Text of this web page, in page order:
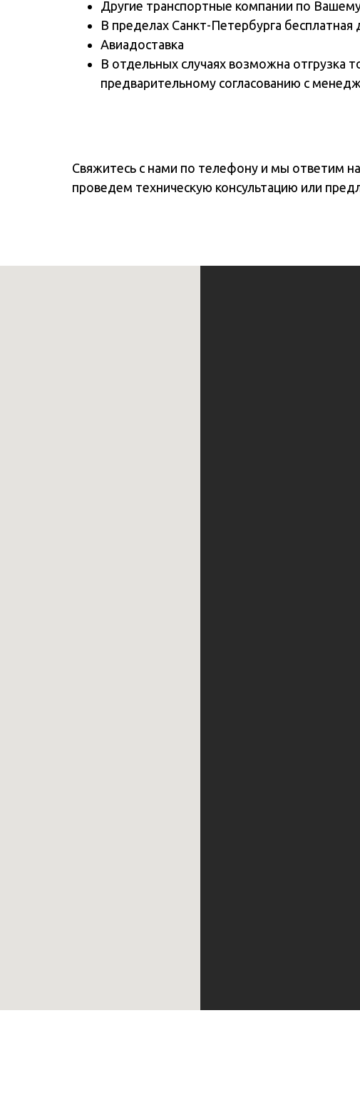
Другие транспортные компании по
В пределах Санкт-Петербурга
Авиадоставка
В отдельных случаях возможна отгрузка
предварительному согласованию с
Свяжитесь с нами по телефону и мы ответим
проведем техническую консультацию или